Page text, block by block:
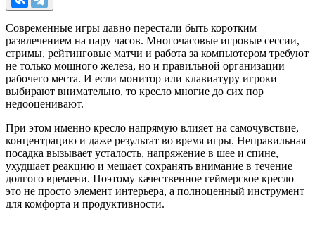
Современные игры давно перестали быть коротким
развлечением на пару часов. Многочасовые игровые сессии,
стримы, рейтинговые матчи и работа за компьютером требуют
не только мощного железа, но и правильной организации
рабочего места. И если монитор или клавиатуру игроки
выбирают внимательно, то кресло многие до сих пор
недооценивают.
При этом именно кресло напрямую влияет на самочувствие,
концентрацию и даже результат во время игры. Неправильная
посадка вызывает усталость, напряжение в шее и спине,
ухудшает реакцию и мешает сохранять внимание в течение
долгого времени. Поэтому качественное геймерское кресло —
это не просто элемент интерьера, а полноценный инструмент
для комфорта и продуктивности.